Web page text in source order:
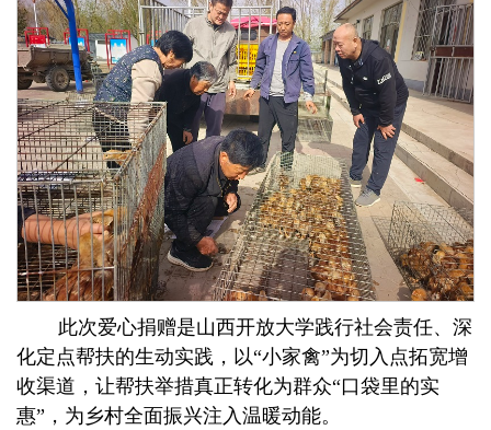
此次爱心捐赠是山西开放大学践行社会责任、深
化定点帮扶的生动实践，以“小家禽”为切入点拓宽增
收渠道，让帮扶举措真正转化为群众“口袋里的实
惠”，为乡村全面振兴注入温暖动能。